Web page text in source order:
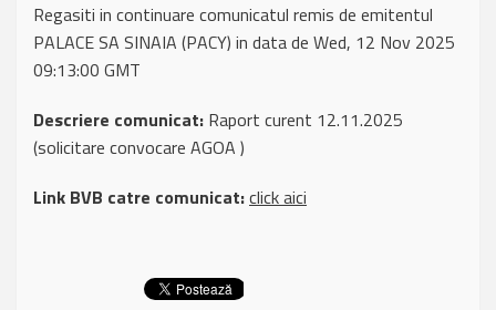
Regasiti in continuare comunicatul remis de emitentul
PALACE SA SINAIA (PACY) in data de Wed, 12 Nov 2025
09:13:00 GMT
Descriere comunicat: Raport curent 12.11.2025
(solicitare convocare AGOA )
Link BVB catre comunicat:click aici